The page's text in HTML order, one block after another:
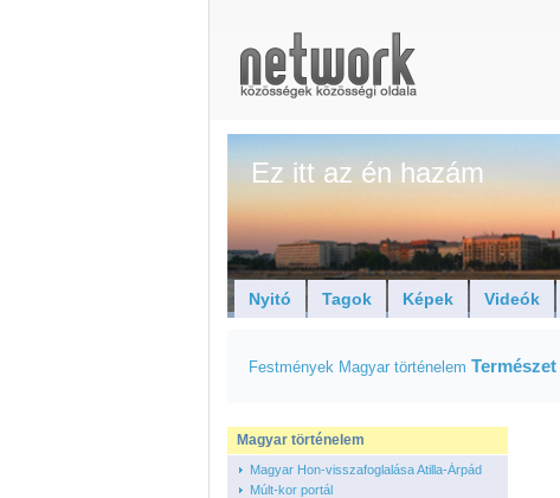
Ez itt az én hazám
Nyitó Tagok Képek Videók
Festmények Magyar történelem Természet
Magyar történelem
Magyar Hon-visszafoglalása Atilla-Árpád
Múlt-kor portál